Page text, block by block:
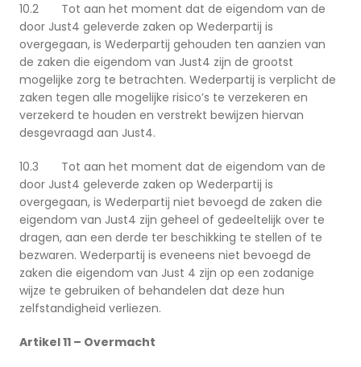
10.2 Tot aan het moment dat de eigendom van de
door Just4 geleverde zaken op Wederpartij is
overgegaan, is Wederpartij gehouden ten aanzien van
de zaken die eigendom van Just4 zijn de grootst
mogelijke zorg te betrachten. Wederpartij is verplicht de
zaken tegen alle mogelijke risico’s te verzekeren en
verzekerd te houden en verstrekt bewijzen hiervan
desgevraagd aan Just4.
10.3 Tot aan het moment dat de eigendom van de
door Just4 geleverde zaken op Wederpartij is
overgegaan, is Wederpartij niet bevoegd de zaken die
eigendom van Just4 zijn geheel of gedeeltelijk over te
dragen, aan een derde ter beschikking te stellen of te
bezwaren. Wederpartij is eveneens niet bevoegd de
zaken die eigendom van Just 4 zijn op een zodanige
wijze te gebruiken of behandelen dat deze hun
zelfstandigheid verliezen.
Artikel 11 – Overmacht